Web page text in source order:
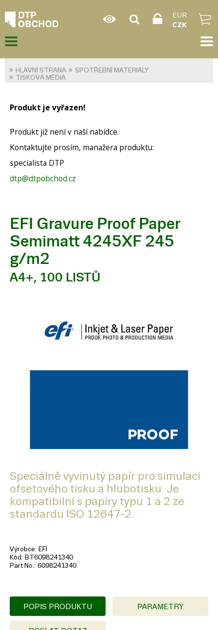
EUR
CZK
HLAVNÍ STRANA
SPOTŘEBNÍ MATERIÁLY
TISKOVÁ MÉDIA
Produkt je vyřazen!
Produkt již není v naší nabídce.
Kontaktujte prosím, manažera produktu:
specialista DTP
dtp@dtpobchod.cz
EFI Gravure Proof Paper
Semimatt 4245XF 245
g/m2
A4+, 100 LISTŮ
Speciálně vyvinutý papír pro simulaci
ofsetového tisku a hlubotisku. Je
kompatibilní s papíry typu 1 a 2 ze
standardu ISO 12647-2.
Výrobce
EFI
Kód
BT6098241340
Part No. 6098241340
POPIS PRODUKTU PARAMETRY